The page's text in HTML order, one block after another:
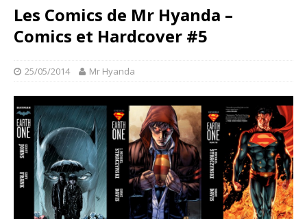
Les Comics de Mr Hyanda –
Comics et Hardcover #5
25/05/2014 Mr Hyanda